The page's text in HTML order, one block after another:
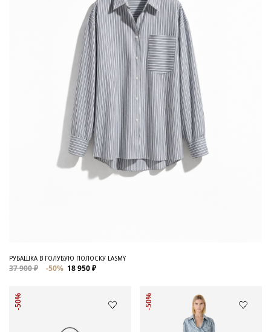
РУБАШКА В ГОЛУБУЮ ПОЛОСКУ LASMY
37 900 ₽ -50% 18 950 ₽
-50% -50%